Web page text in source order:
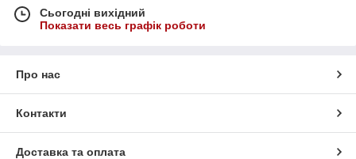
Сьогодні вихідний
Показати весь графік роботи
Про нас
Контакти
Доставка та оплата